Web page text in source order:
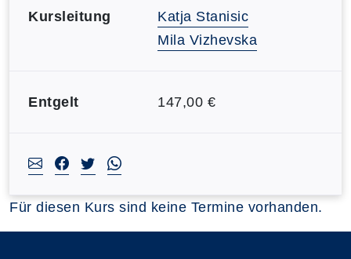
Kursleitung
Katja Stanisic
Mila Vizhevska
Entgelt 147,00 €
Für diesen Kurs sind keine Termine vorhanden.